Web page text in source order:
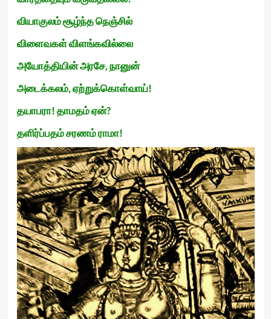
வியாகுலம் சூழ்ந்த நெஞ்சில்
விளைவகள் விளங்கவில்லை
அயோத்தியின் அரசே, நானுன்
அடைக்கலம், ஏற்றுக்கொள்வாய்!
தயாபரா! தாமதம் ஏன்?
தளிர்ப்பதம் சரணம் ராமா!